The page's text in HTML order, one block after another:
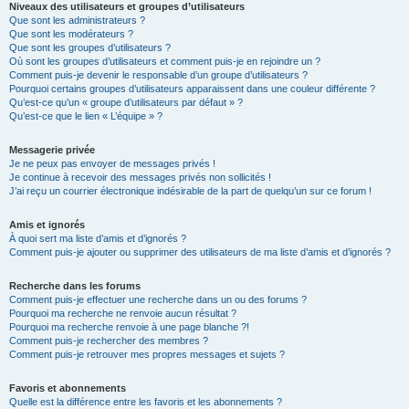
Niveaux des utilisateurs et groupes d’utilisateurs
Que sont les administrateurs ?
Que sont les modérateurs ?
Que sont les groupes d’utilisateurs ?
Où sont les groupes d’utilisateurs et comment puis-je en rejoindre un ?
Comment puis-je devenir le responsable d’un groupe d’utilisateurs ?
Pourquoi certains groupes d’utilisateurs apparaissent dans une couleur différente ?
Qu’est-ce qu’un « groupe d’utilisateurs par défaut » ?
Qu’est-ce que le lien « L’équipe » ?
Messagerie privée
Je ne peux pas envoyer de messages privés !
Je continue à recevoir des messages privés non sollicités !
J’ai reçu un courrier électronique indésirable de la part de quelqu’un sur ce forum !
Amis et ignorés
À quoi sert ma liste d’amis et d’ignorés ?
Comment puis-je ajouter ou supprimer des utilisateurs de ma liste d’amis et d’ignorés ?
Recherche dans les forums
Comment puis-je effectuer une recherche dans un ou des forums ?
Pourquoi ma recherche ne renvoie aucun résultat ?
Pourquoi ma recherche renvoie à une page blanche ?!
Comment puis-je rechercher des membres ?
Comment puis-je retrouver mes propres messages et sujets ?
Favoris et abonnements
Quelle est la différence entre les favoris et les abonnements ?